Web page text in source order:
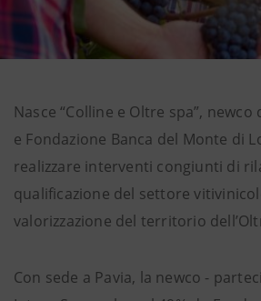
Nasce “Colline e Oltre spa”,
e Fondazione Banca del Monte di
realizzare interventi congiunti di
qualificazione del settore
valorizzazione del territorio
Con sede a Pavia, la newco -